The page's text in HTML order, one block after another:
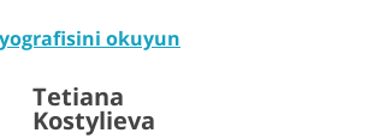
okuyun
Tetiana
Kostylieva